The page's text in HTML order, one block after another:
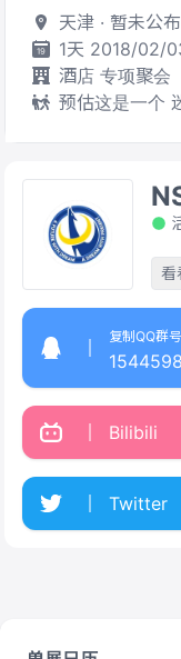
天津 · 暂未公布
1天 2018/02/
酒店 专项聚会
预估这是一个
看
复制QQ群号
Bilibili
Twitter